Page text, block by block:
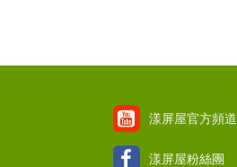
漾屏屋官方頻道
漾屏屋粉絲團